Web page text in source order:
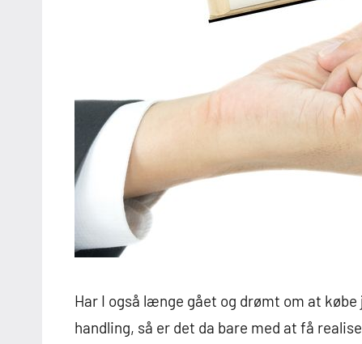
Har I også længe gået og drømt om at
handling, så er det da bare med at få